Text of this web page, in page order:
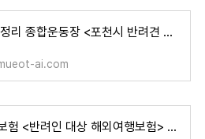
군내면 용정리 종합운동장 <포천시 반려견 놀이터> 개장! [위치 시설 이용 시간 방법 강아지 운동
ai.com
캐롯손해보험 <반려인 대상 해외여행보험> 신담보 출시! [호텔 위탁 돌봄 비용 보상 내용 와요 펫